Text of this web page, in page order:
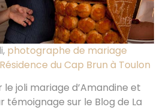
photographe de mariage
du Cap Brun à Toulon
le joli mariage d’Amandine et
témoignage sur le Blog de La